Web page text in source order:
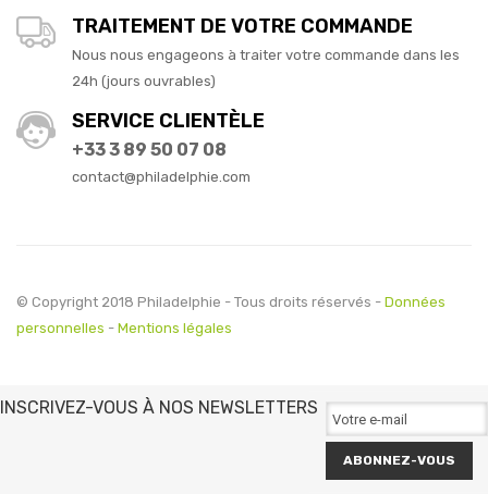
TRAITEMENT DE VOTRE COMMANDE
Nous nous engageons à traiter votre commande dans les
24h (jours ouvrables)
SERVICE CLIENTÈLE
+33 3 89 50 07 08
contact@philadelphie.com
© Copyright 2018 Philadelphie - Tous droits réservés - Données
personnelles - Mentions légales
INSCRIVEZ-VOUS À NOS NEWSLETTERS
ABONNEZ-VOUS